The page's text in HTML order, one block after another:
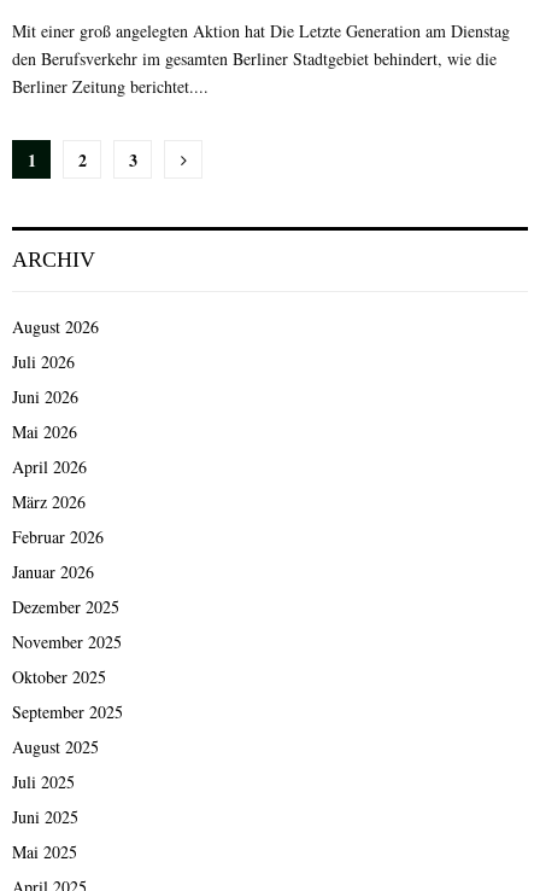
Mit einer groß angelegten Aktion hat Die Letzte Generation am Dienstag
den Berufsverkehr im gesamten Berliner Stadtgebiet behindert, wie die
Berliner Zeitung berichtet....
Seitennummerierung
Beiträge
1 2 3
ARCHIV
August 2026
Juli 2026
Juni 2026
Mai 2026
April 2026
März 2026
Februar 2026
Januar 2026
Dezember 2025
November 2025
Oktober 2025
September 2025
August 2025
Juli 2025
Juni 2025
Mai 2025